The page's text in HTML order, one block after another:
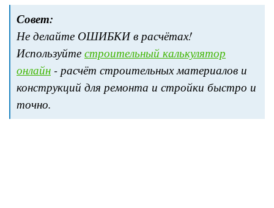
Совет:
Не делайте ОШИБКИ в расчётах!
Используйте строительный калькулятор
онлайн - расчёт строительных материалов и
конструкций для ремонта и стройки быстро и
точно.